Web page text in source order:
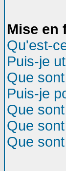
Mise en
Qu'est-
Puis-je
Que
Puis-je
Que
Que
Que